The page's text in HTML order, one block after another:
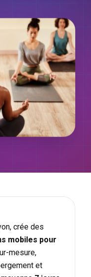
crée des
mobiles pour
mesure,
et